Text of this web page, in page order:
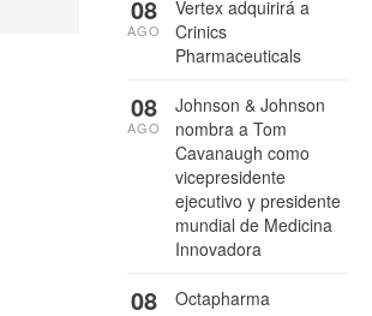
Vertex adquirirá a
Crinics
Pharmaceuticals
08
AGO
Johnson & Johnson
nombra a Tom
Cavanaugh como
vicepresidente
ejecutivo y presidente
mundial de Medicina
Innovadora
08
AGO
Octapharma
08